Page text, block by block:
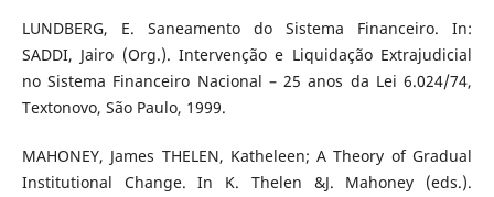
LUNDBERG, E. Saneamento do Sistema Financeiro. In:
SADDI, Jairo (Org.). Intervenção e Liquidação Extrajudicial
no Sistema Financeiro Nacional – 25 anos da Lei 6.024/74,
Textonovo, São Paulo, 1999.
MAHONEY, James THELEN, Katheleen; A Theory of Gradual
Institutional Change. In K. Thelen &J. Mahoney (eds.).